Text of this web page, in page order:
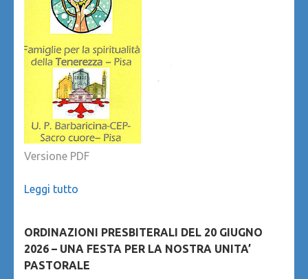
Versione PDF
Leggi tutto
ORDINAZIONI PRESBITERALI DEL 20 GIUGNO
2026 – UNA FESTA PER LA NOSTRA UNITA’
PASTORALE